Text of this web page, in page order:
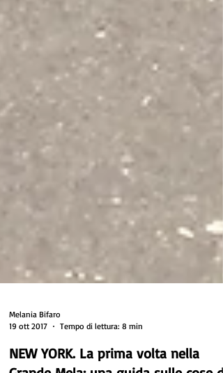
Melania Bifaro
Tempo di lettura: 8 min